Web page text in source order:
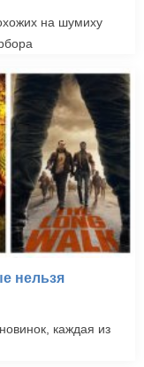
на шумиху
нельзя
каждая из